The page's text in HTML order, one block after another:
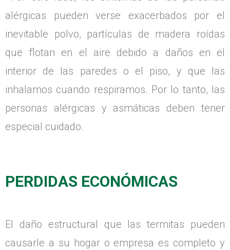
alérgicas pueden verse exacerbados por el
inevitable polvo, partículas de madera roídas
que flotan en el aire debido a daños en el
interior de las paredes o el piso, y que las
inhalamos cuando respiramos. Por lo tanto, las
personas alérgicas y asmáticas deben tener
especial cuidado.
PERDIDAS ECONÓMICAS
El daño estructural que las termitas pueden
causarle a su hogar o empresa es completo y